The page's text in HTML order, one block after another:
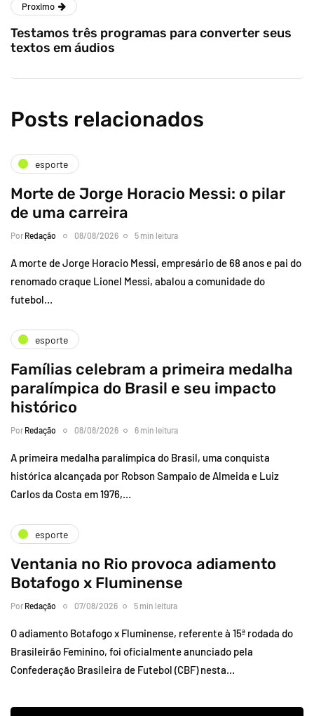
Proximo
Testamos três programas para converter seus
textos em áudios
Posts relacionados
esporte
Morte de Jorge Horacio Messi: o pilar
de uma carreira
Por Redação 08/08/2026 5 min leitura
A morte de Jorge Horacio Messi, empresário de 68 anos e pai do
renomado craque Lionel Messi, abalou a comunidade do
futebol…
esporte
Famílias celebram a primeira medalha
paralímpica do Brasil e seu impacto
histórico
Por Redação 08/08/2026 6 min leitura
A primeira medalha paralímpica do Brasil, uma conquista
histórica alcançada por Robson Sampaio de Almeida e Luiz
Carlos da Costa em 1976,…
esporte
Ventania no Rio provoca adiamento
Botafogo x Fluminense
Por Redação 07/08/2026 5 min leitura
O adiamento Botafogo x Fluminense, referente à 15ª rodada do
Brasileirão Feminino, foi oficialmente anunciado pela
Confederação Brasileira de Futebol (CBF) nesta…